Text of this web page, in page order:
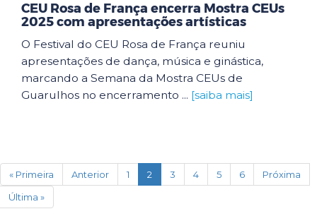
CEU Rosa de França encerra Mostra CEUs
2025 com apresentações artísticas
O Festival do CEU Rosa de França reuniu
apresentações de dança, música e ginástica,
marcando a Semana da Mostra CEUs de
Guarulhos no encerramento ... [saiba mais]
« Primeira Anterior 1 2 (current)
3 4 5 6
Próxima
Última »